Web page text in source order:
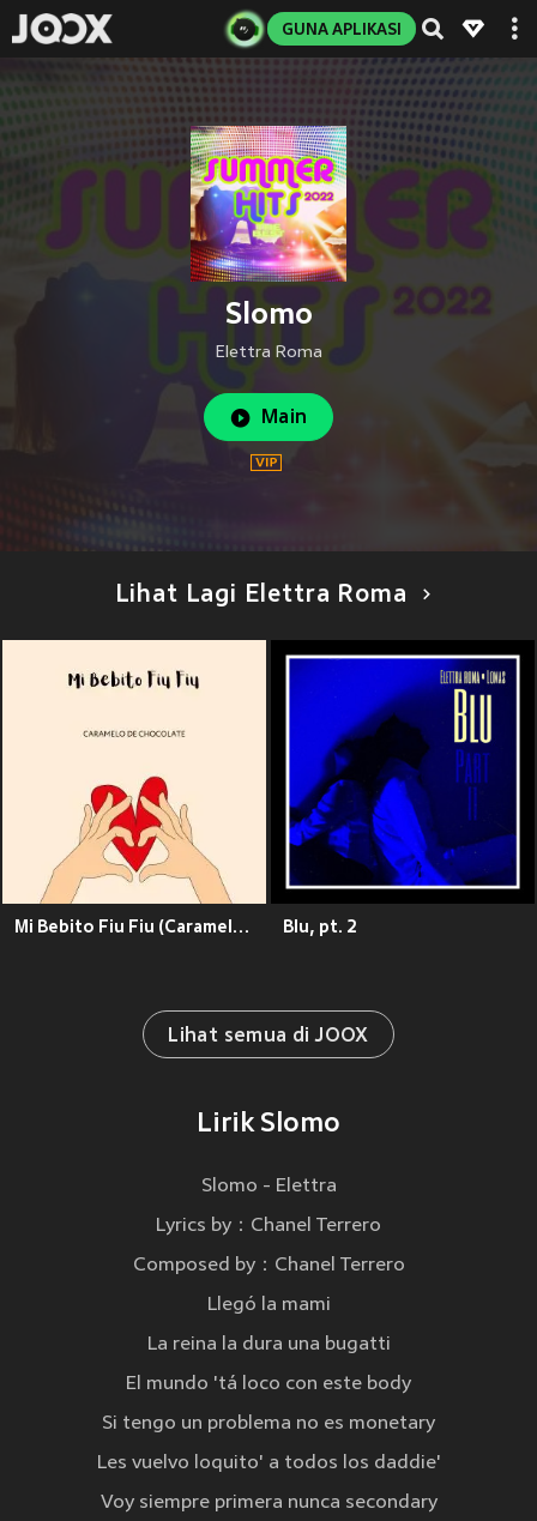
GUNA APLIKASI
Slomo
Elettra Roma
Main
Lihat Lagi Elettra Roma
Mi Bebito Fiu Fiu (Caramelo de Chocolate) Blu, pt. 2
Lihat semua di JOOX
Lirik Slomo
Slomo - Elettra
Lyrics by：Chanel Terrero
Composed by：Chanel Terrero
Llegó la mami
La reina la dura una bugatti
El mundo 'tá loco con este body
Si tengo un problema no es monetary
Les vuelvo loquito' a todos los daddie'
Voy siempre primera nunca secondary